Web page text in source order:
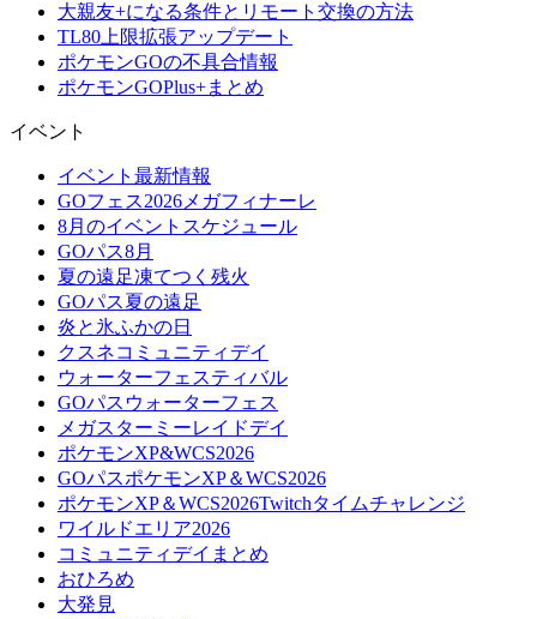
大親友+になる条件とリモート交換の方法
TL80上限拡張アップデート
ポケモンGOの不具合情報
ポケモンGOPlus+まとめ
イベント
イベント最新情報
GOフェス2026メガフィナーレ
8月のイベントスケジュール
GOパス8月
夏の遠足凍てつく残火
GOパス夏の遠足
炎と氷ふかの日
クスネコミュニティデイ
ウォーターフェスティバル
GOパスウォーターフェス
メガスターミーレイドデイ
ポケモンXP&WCS2026
GOパスポケモンXP＆WCS2026
ポケモンXP＆WCS2026Twitchタイムチャレンジ
ワイルドエリア2026
コミュニティデイまとめ
おひろめ
大発見